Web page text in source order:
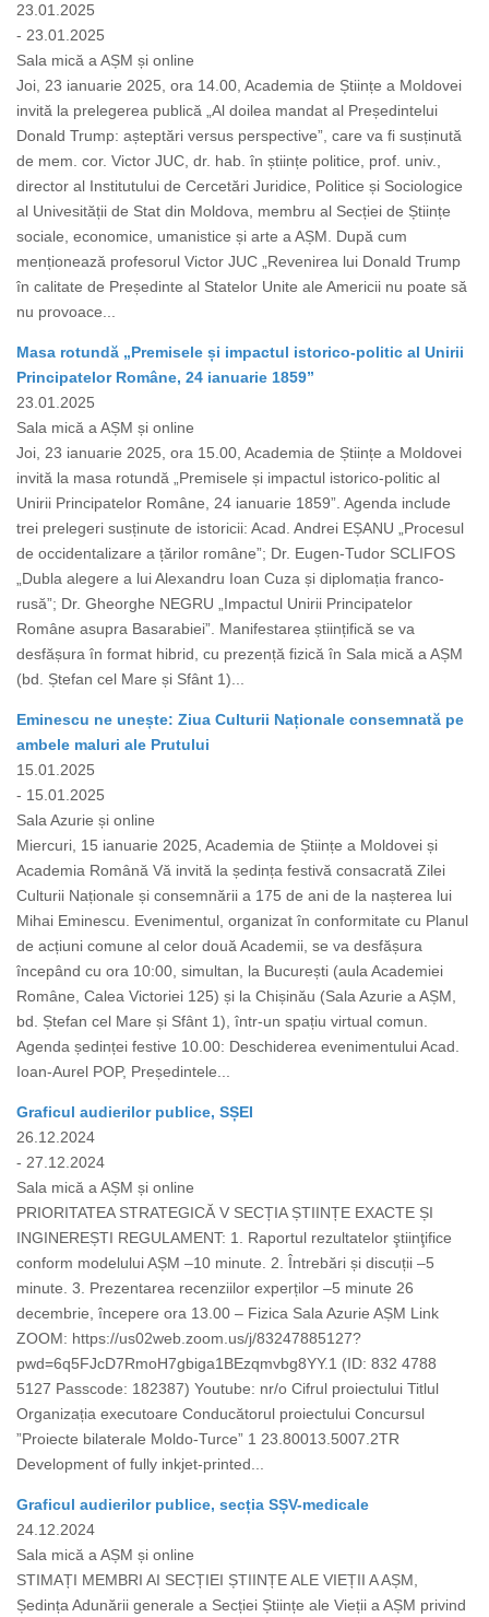
23.01.2025
- 23.01.2025
Sala mică a AȘM și online
Joi, 23 ianuarie 2025, ora 14.00, Academia de Științe a Moldovei
invită la prelegerea publică „Al doilea mandat al Președintelui
Donald Trump: așteptări versus perspective”, care va fi susținută
de mem. cor. Victor JUC, dr. hab. în științe politice, prof. univ.,
director al Institutului de Cercetări Juridice, Politice și Sociologice
al Univesității de Stat din Moldova, membru al Secției de Științe
sociale, economice, umanistice și arte a AȘM. După cum
menționează profesorul Victor JUC „Revenirea lui Donald Trump
în calitate de Președinte al Statelor Unite ale Americii nu poate să
nu provoace...
Masa rotundă „Premisele și impactul istorico-politic al Unirii
Principatelor Române, 24 ianuarie 1859”
23.01.2025
Sala mică a AȘM și online
Joi, 23 ianuarie 2025, ora 15.00, Academia de Științe a Moldovei
invită la masa rotundă „Premisele și impactul istorico-politic al
Unirii Principatelor Române, 24 ianuarie 1859”. Agenda include
trei prelegeri susținute de istoricii: Acad. Andrei EȘANU „Procesul
de occidentalizare a țărilor române”; Dr. Eugen-Tudor SCLIFOS
„Dubla alegere a lui Alexandru Ioan Cuza și diplomația franco-
rusă”; Dr. Gheorghe NEGRU „Impactul Unirii Principatelor
Române asupra Basarabiei”. Manifestarea științifică se va
desfășura în format hibrid, cu prezență fizică în Sala mică a AȘM
(bd. Ștefan cel Mare și Sfânt 1)...
Eminescu ne unește: Ziua Culturii Naționale consemnată pe
ambele maluri ale Prutului
15.01.2025
- 15.01.2025
Sala Azurie și online
Miercuri, 15 ianuarie 2025, Academia de Științe a Moldovei și
Academia Română Vă invită la ședința festivă consacrată Zilei
Culturii Naționale și consemnării a 175 de ani de la nașterea lui
Mihai Eminescu. Evenimentul, organizat în conformitate cu Planul
de acțiuni comune al celor două Academii, se va desfășura
începând cu ora 10:00, simultan, la București (aula Academiei
Române, Calea Victoriei 125) și la Chișinău (Sala Azurie a AȘM,
bd. Ștefan cel Mare și Sfânt 1), într-un spațiu virtual comun.
Agenda ședinței festive 10.00: Deschiderea evenimentului Acad.
Ioan-Aurel POP, Președintele...
Graficul audierilor publice, SȘEI
26.12.2024
- 27.12.2024
Sala mică a AȘM și online
PRIORITATEA STRATEGICĂ V SECȚIA ȘTIINȚE EXACTE ȘI
INGINEREȘTI REGULAMENT: 1. Raportul rezultatelor ştiinţifice
conform modelului AȘM –10 minute. 2. Întrebări și discuții –5
minute. 3. Prezentarea recenziilor experților –5 minute 26
decembrie, începere ora 13.00 – Fizica Sala Azurie AȘM Link
ZOOM: https://us02web.zoom.us/j/83247885127?
pwd=6q5FJcD7RmoH7gbiga1BEzqmvbg8YY.1 (ID: 832 4788
5127 Passcode: 182387) Youtube: nr/o Cifrul proiectului Titlul
Organizația executoare Conducătorul proiectului Concursul
”Proiecte bilaterale Moldo-Turce” 1 23.80013.5007.2TR
Development of fully inkjet-printed...
Graficul audierilor publice, secția SȘV-medicale
24.12.2024
Sala mică a AȘM și online
STIMAȚI MEMBRI AI SECȚIEI ȘTIINȚE ALE VIEȚII A AȘM,
Ședința Adunării generale a Secției Științe ale Vieții a AȘM privind